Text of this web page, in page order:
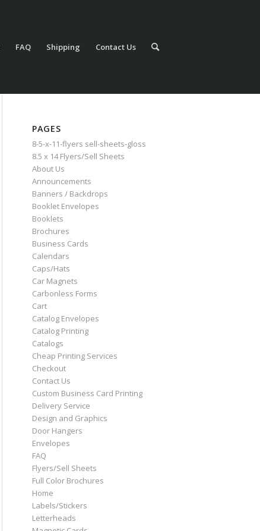
FAQ Shipping Contact Us
PAGES
8-5-x-11-flyers sell-sheets-gloss
8.5 x 14 Flyers/Sell Sheets
About Us
Announcements
Banners / Backdrops
Booklet Envelopes
Booklets
Brochures
Business Cards
Calendars
Caps/Hats
Car Magnets
Carbonless Forms
Cart
Catalog Envelopes
Catalog Printing
Catalogs
Cheap Printing Services
Checkout
Contact Us
Custom Business Card Printing
Delivery Service
Design and Graphics
Door Hangers
Envelopes
FAQ
Flyers/Sell Sheets
Full Color Brochures
Home
Labels/Stickers
Letterheads